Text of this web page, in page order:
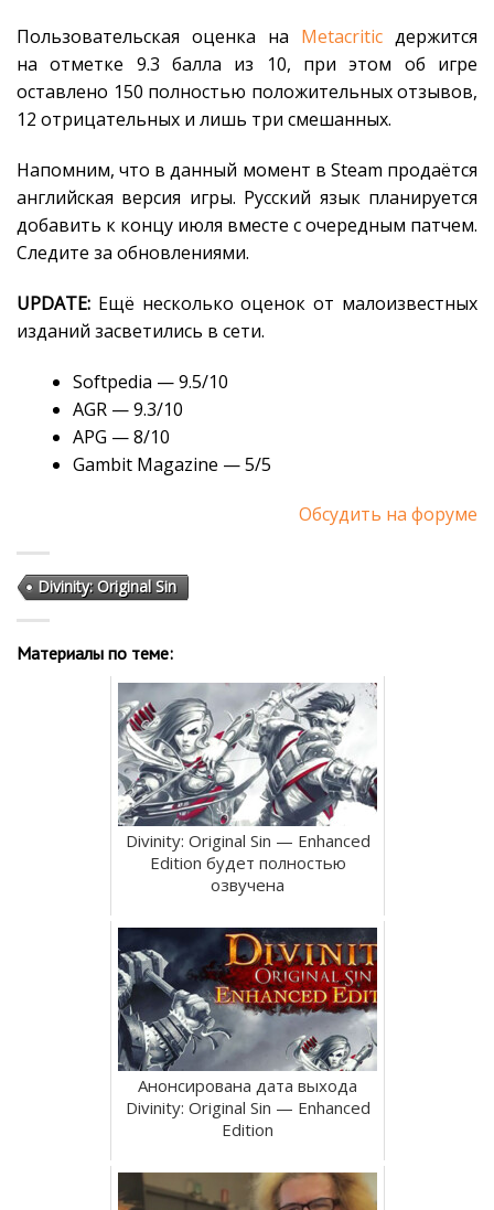
Пользовательская оценка на Metacritic держится
на отметке 9.3 балла из 10, при этом об игре
оставлено 150 полностью положительных отзывов,
12 отрицательных и лишь три смешанных.
Напомним, что в данный момент в Steam продаётся
английская версия игры. Русский язык планируется
добавить к концу июля вместе с очередным патчем.
Следите за обновлениями.
UPDATE: Ещё несколько оценок от малоизвестных
изданий засветились в сети.
Softpedia — 9.5/10
AGR — 9.3/10
APG — 8/10
Gambit Magazine — 5/5
Обсудить на форуме
Divinity: Original Sin
Материалы по теме:
Divinity: Original Sin — Enhanced
Edition будет полностью
озвучена
Анонсирована дата выхода
Divinity: Original Sin — Enhanced
Edition